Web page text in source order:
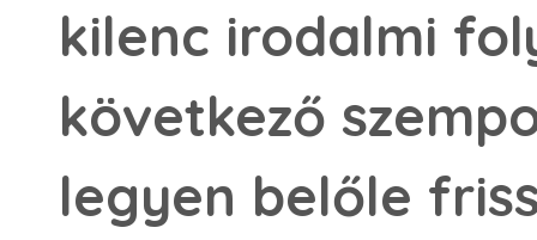
kilenc irodalmi
következő
legyen belőle